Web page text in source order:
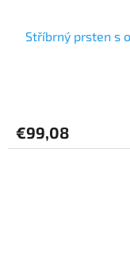
Stříbrný prsten s
€99,08